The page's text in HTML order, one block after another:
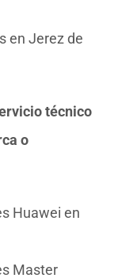
en Jerez de
técnico
o
Huawei en
Master